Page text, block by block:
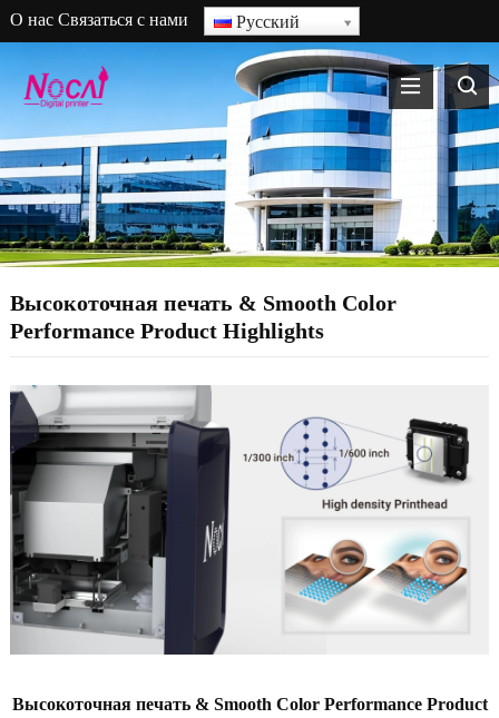
О нас Связаться с нами Русский
Высокоточная печать & Smooth Color
Performance Product Highlights
Высокоточная печать & Smooth Color Performance Product